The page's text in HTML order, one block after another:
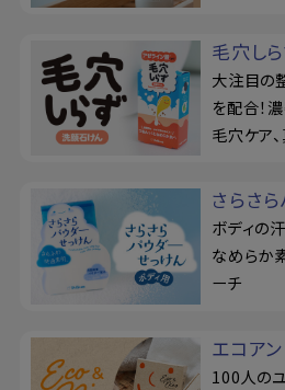
毛穴し
大注目の
を配合！
毛穴ケア
さらさ
ボディの
なめらか
ーチ
エコア
100人の